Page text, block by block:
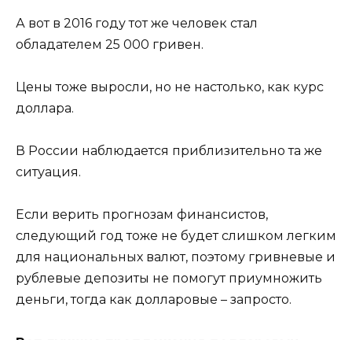
А вот в 2016 году тот же человек стал
обладателем 25 000 гривен.
Цены тоже выросли, но не настолько, как курс
доллара.
В России наблюдается приблизительно та же
ситуация.
Если верить прогнозам финансистов,
следующий год тоже не будет слишком легким
для национальных валют, поэтому гривневые и
рублевые депозиты не помогут приумножить
деньги, тогда как долларовые – запросто.